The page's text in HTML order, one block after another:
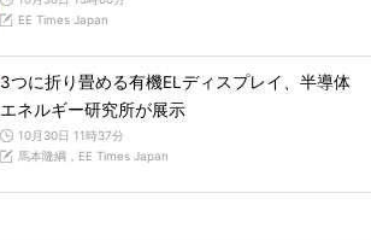
EE Times Japan
3つに折り畳める有機ELディスプレイ、半導体
エネルギー研究所が展示
10月30日 11時37分
馬本隆綱，EE Times Japan